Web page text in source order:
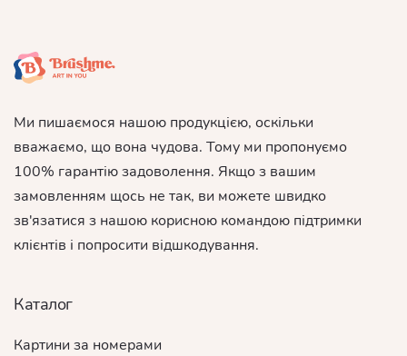
Ми пишаємося нашою продукцією, оскільки
вважаємо, що вона чудова. Тому ми пропонуємо
100% гарантію задоволення. Якщо з вашим
замовленням щось не так, ви можете швидко
зв'язатися з нашою корисною командою підтримки
клієнтів і попросити відшкодування.
Каталог
Картини за номерами